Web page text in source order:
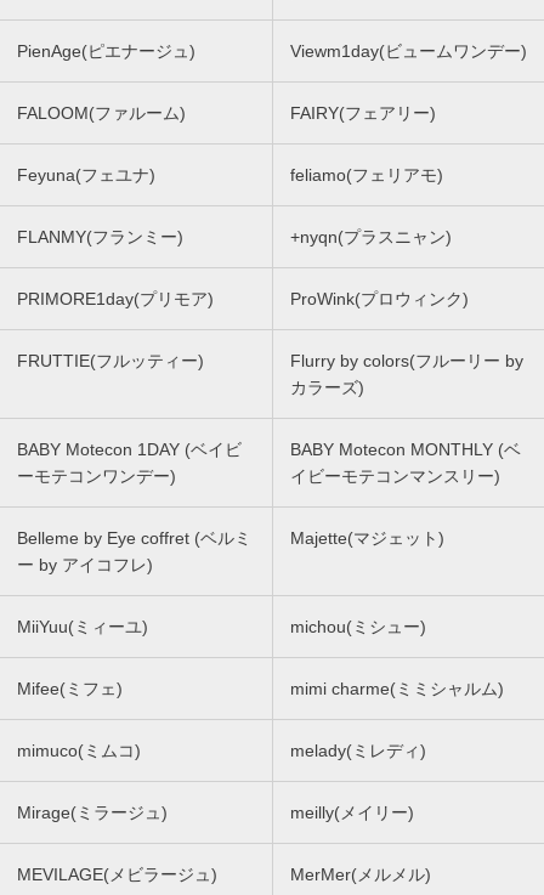
PienAge(ピエナージュ) Viewm1day(ビュームワンデー)
FALOOM(ファルーム) FAIRY(フェアリー)
Feyuna(フェユナ) feliamo(フェリアモ)
FLANMY(フランミー) +nyqn(プラスニャン)
PRIMORE1day(プリモア) ProWink(プロウィンク)
FRUTTIE(フルッティー)
Flurry by colors(フルーリー by
カラーズ)
BABY Motecon 1DAY (ベイビ
ーモテコンワンデー)
BABY Motecon MONTHLY (ベ
イビーモテコンマンスリー)
Belleme by Eye coffret (ベルミ
ー by アイコフレ)
Majette(マジェット)
MiiYuu(ミィーユ) michou(ミシュー)
Mifee(ミフェ) mimi charme(ミミシャルム)
mimuco(ミムコ) melady(ミレディ)
Mirage(ミラージュ) meilly(メイリー)
MEVILAGE(メビラージュ) MerMer(メルメル)